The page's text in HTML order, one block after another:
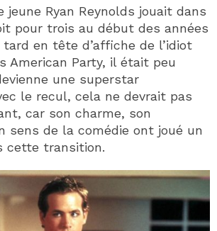
jeune Ryan Reynolds jouait dans
pour trois au début des années
en tête d’affiche de l’idiot
American Party, il était peu
une superstar
le recul, cela ne devrait pas
car son charme, son
sens de la comédie ont joué un
cette transition.